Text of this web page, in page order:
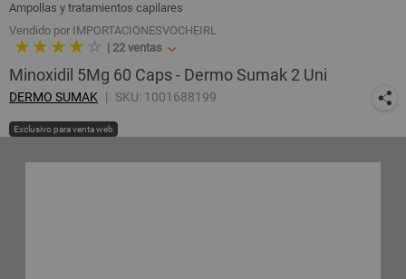
Ampollas y tratamientos capilares
Vendido por IMPORTACIONESVOCHEIRL
★ ★ ★ ★ ☆ | 22 ventas
Minoxidil 5Mg 60 Caps - Dermo Sumak 2 Uni
DERMO SUMAK SKU: 1001688199
Exclusivo para venta web